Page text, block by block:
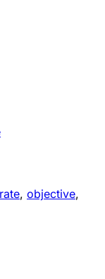
, objective,